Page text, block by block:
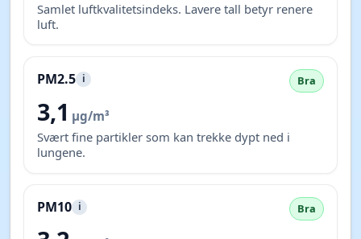
Samlet luftkvalitetsindeks. Lavere tall betyr renere
luft.
PM2.5 i Bra
3,1 µg/m³
Svært fine partikler som kan trekke dypt ned i
lungene.
PM10 i Bra